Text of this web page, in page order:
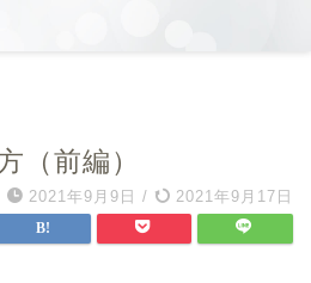
（前編）
2021年9月9日 / 2021年9月17日